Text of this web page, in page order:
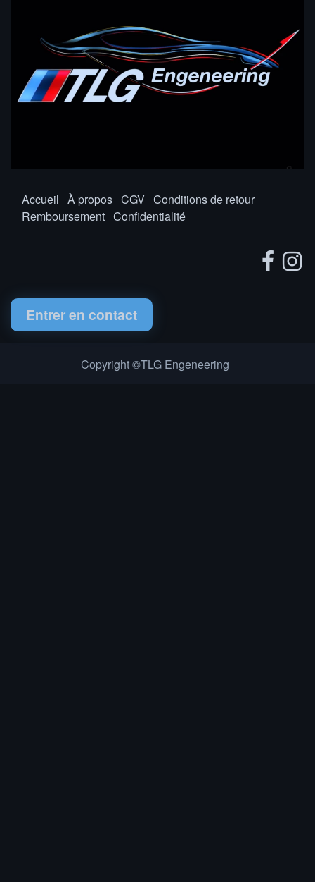
Accueil À propos CGV Conditions de retour
Remboursement Confidentialité
Entrer en contact
Copyright ©TLG Engeneering